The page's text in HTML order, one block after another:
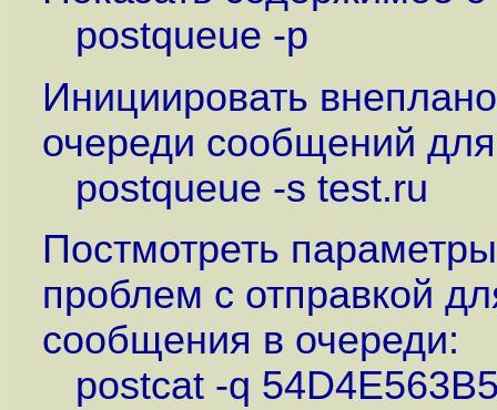
postqueue -p
Инициировать
очереди сообщений
postqueue -s test.ru
Постмотреть
проблем с отправкой
сообщения в очереди:
postcat -q